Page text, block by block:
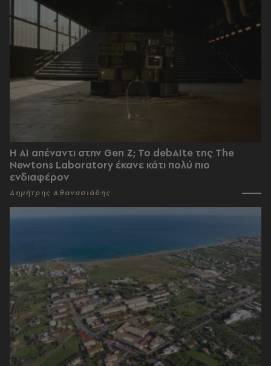
Η AI απέναντι στην Gen Z; Το debAIte της The
Newtons Laboratory έκανε κάτι πολύ πιο
ενδιαφέρον
Δημήτρης Αθανασιάδης